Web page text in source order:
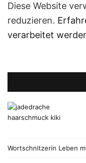
Diese Website
reduzieren.
verarbeitet
Wortschnitzerin Leben